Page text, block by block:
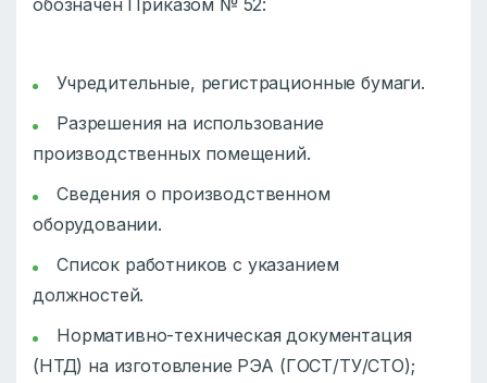
Учредительные, регистрационные бумаги.
Разрешения на использование
производственных помещений.
Сведения о производственном
оборудовании.
Список работников с указанием
должностей.
Нормативно-техническая документация
(НТД) на изготовление РЭА (ГОСТ/ТУ/СТО);